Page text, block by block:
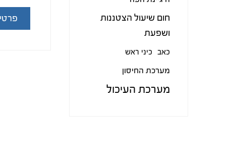
חום שיעול הצטננות
ושפעת
כאב כיני ראש
מערכת החיסון
מערכת העיכול